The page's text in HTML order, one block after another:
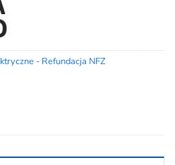
- Refundacja NFZ